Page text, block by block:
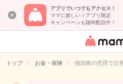
アプリでいつでもアクセス！
ママに嬉しい！アプリ限定
キャンペーンも随時配信中！
女性専用匿
イト
トップ お金・保険 個別株の売買で注